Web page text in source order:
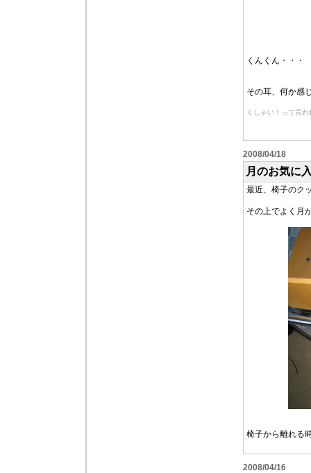
くんくん・・・
その耳、何か感
くしゃい！って言
2008/04/18
月のお気に
最近、椅子のク
その上でよく月
椅子から離れる
2008/04/16